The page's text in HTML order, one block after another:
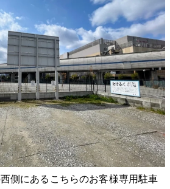
側にあるこちらのお客様専用駐車